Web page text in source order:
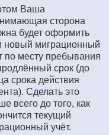
Ваша
сторона
будет оформить
новый миграционный
по месту пребывания
срок (до
срока действия
Сделать это
всего до того, как
текущий
учёт.